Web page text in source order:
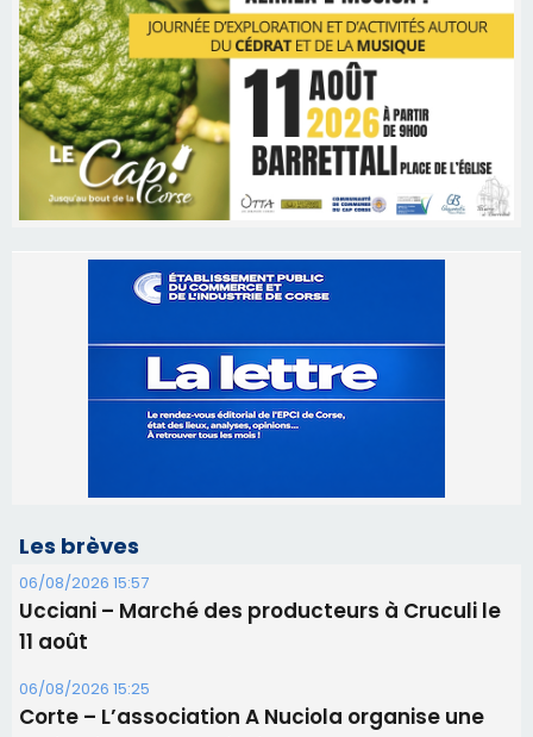
06/08/2026 15:57
Ucciani – Marché des producteurs à Cruculi le
Corte – L’association A Nuciola organise une
projection sous les étoiles
06/08/2026 15:04
Alata - Soirée Tango Argentin au stade de San
Benedetto
05/08/2026 09:53
Biguglia : messe de la Sainte-Marie et